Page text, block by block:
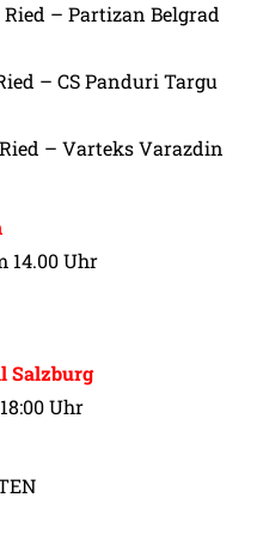
– Partizan Belgrad
– CS Panduri Targu
– Varteks Varazdin
14.00 Uhr
Salzburg
Uhr